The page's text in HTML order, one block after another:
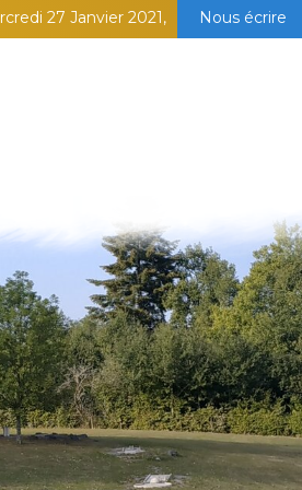
27 Janvier 2021, Nous écrire